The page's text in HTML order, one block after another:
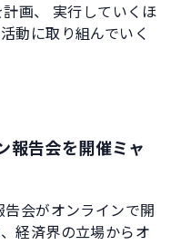
画、 実行していくほ
動に取り組んでいく
告会を開催ミャ
会がオンラインで開
経済界の立場からオ